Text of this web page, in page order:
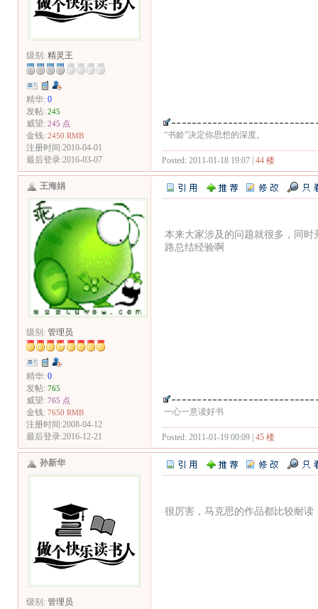
级别: 精灵王
精华: 0
发帖: 245
威望: 245 点
金钱: 2450 RMB
注册时间:2010-04-01
最后登录:2016-03-07
“书龄”决定你思想的深度。
Posted: 2011-01-18 19:07 | 44 楼
王海娟
级别: 管理员
精华: 0
发帖: 765
威望: 765 点
金钱: 7650 RMB
注册时间:2008-04-12
最后登录:2016-12-21
本来大家涉及的问题就很多，同
路总结经验啊
一心一意读好书
Posted: 2011-01-19 00:09 | 45 楼
孙新华
级别: 管理员
很厉害，马克思的作品都比较耐